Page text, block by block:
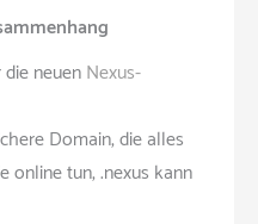
neuenNexus-
Domain, die alles
online tun, .nexus kann